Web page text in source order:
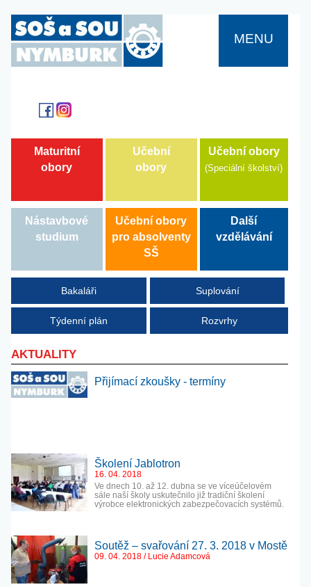
MENU
Maturitní
obory
Učební
obory
Učební obory
(Speciální školství)
Nástavbové
studium
Učební obory
pro absolventy
SŠ
Další
vzdělávání
Bakaláři Suplování
Týdenní plán Rozvrhy
AKTUALITY
Přijímací zkoušky - termíny
Školení Jablotron
16. 04. 2018
Ve dnech 10. až 12. dubna se ve víceúčelovém
sále naší školy uskutečnilo již tradiční školení
výrobce elektronických zabezpečovacích systémů.
Soutěž – svařování 27. 3. 2018 v Mostě
09. 04. 2018 / Lucie Adamcová